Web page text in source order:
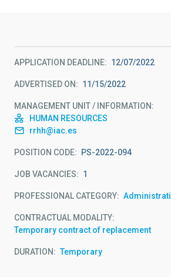
APPLICATION DEADLINE 12/07/2022
ADVERTISED ON 11/15/2022
MANAGEMENT UNIT / INFORMATION
HUMAN RESOURCES
rrhh@iac.es
POSITION CODE PS-2022-094
JOB VACANCIES 1
PROFESSIONAL CATEGORY
CONTRACTUAL MODALITY
Temporary contract of replacement
DURATION Temporary